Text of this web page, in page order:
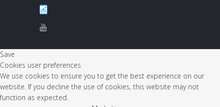
Save
Cookies user preferences
We use cookies to ensure you to get the best experience on our
website. If you decline the use of cookies, this website may not
function as expected.